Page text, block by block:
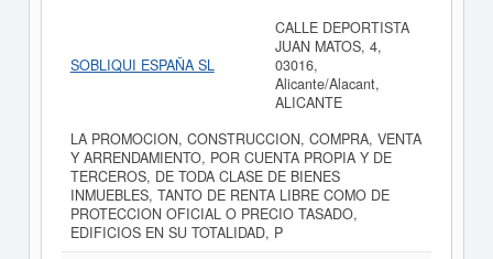
SOBLIQUI ESPAÑA SL
CALLE DEPORTISTA
JUAN MATOS, 4,
03016,
Alicante/Alacant,
ALICANTE
LA PROMOCION, CONSTRUCCION, COMPRA, VENTA
Y ARRENDAMIENTO, POR CUENTA PROPIA Y DE
TERCEROS, DE TODA CLASE DE BIENES
INMUEBLES, TANTO DE RENTA LIBRE COMO DE
PROTECCION OFICIAL O PRECIO TASADO,
EDIFICIOS EN SU TOTALIDAD, P